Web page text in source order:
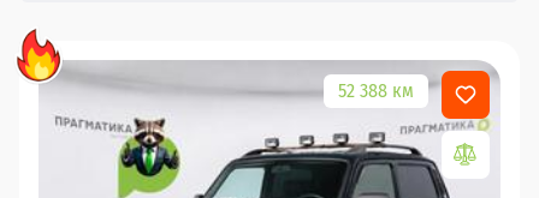
52 388 км